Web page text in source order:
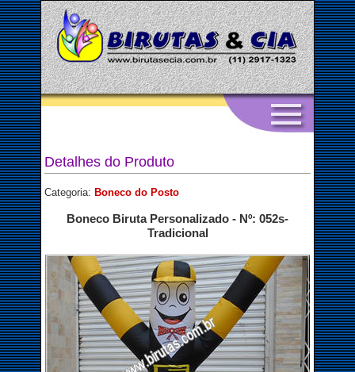
Detalhes do Produto
Categoria: Boneco do Posto
Boneco Biruta Personalizado - Nº: 052s-
Tradicional